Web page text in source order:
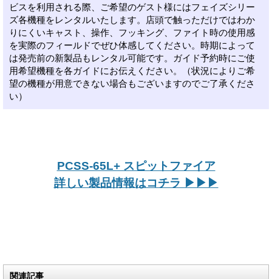
ビスを利用される際、ご希望のゲスト様にはフェイズシリー
ズ各機種をレンタルいたします。店頭で触っただけではわか
りにくいキャスト、操作、フッキング、ファイト時の使用感
を実際のフィールドでぜひ体感してください。時期によって
は発売前の新製品もレンタル可能です。ガイド予約時にご使
用希望機種を各ガイドにお伝えください。（状況によりご希
望の機種が用意できない場合もございますのでご了承くださ
い）
PCSS-65L+ スピットファイア
詳しい製品情報はコチラ ▶▶▶
関連記事